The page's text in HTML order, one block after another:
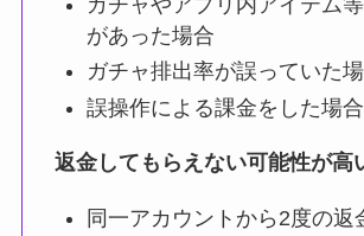
があった場合
ガチャ排出率が誤っていた
誤操作による課金をした場合
返金してもらえない可能性が高
同一アカウントから2度の返